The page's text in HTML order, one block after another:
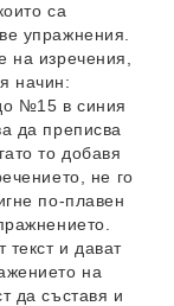
са
упражнения.
на изречения,
начин:
№15 в синия
да преписва
то добавя
не го
по-плавен
и дават
на
да съставя и